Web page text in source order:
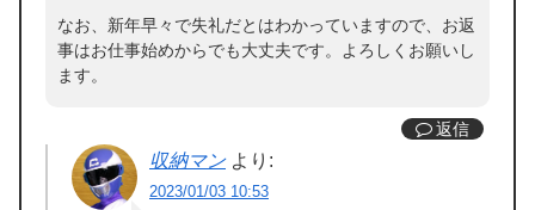
なお、新年早々で失礼だとはわかっていますので、お返
事はお仕事始めからでも大丈夫です。よろしくお願いし
ます。
返信
収納マン より:
2023/01/03 10:53